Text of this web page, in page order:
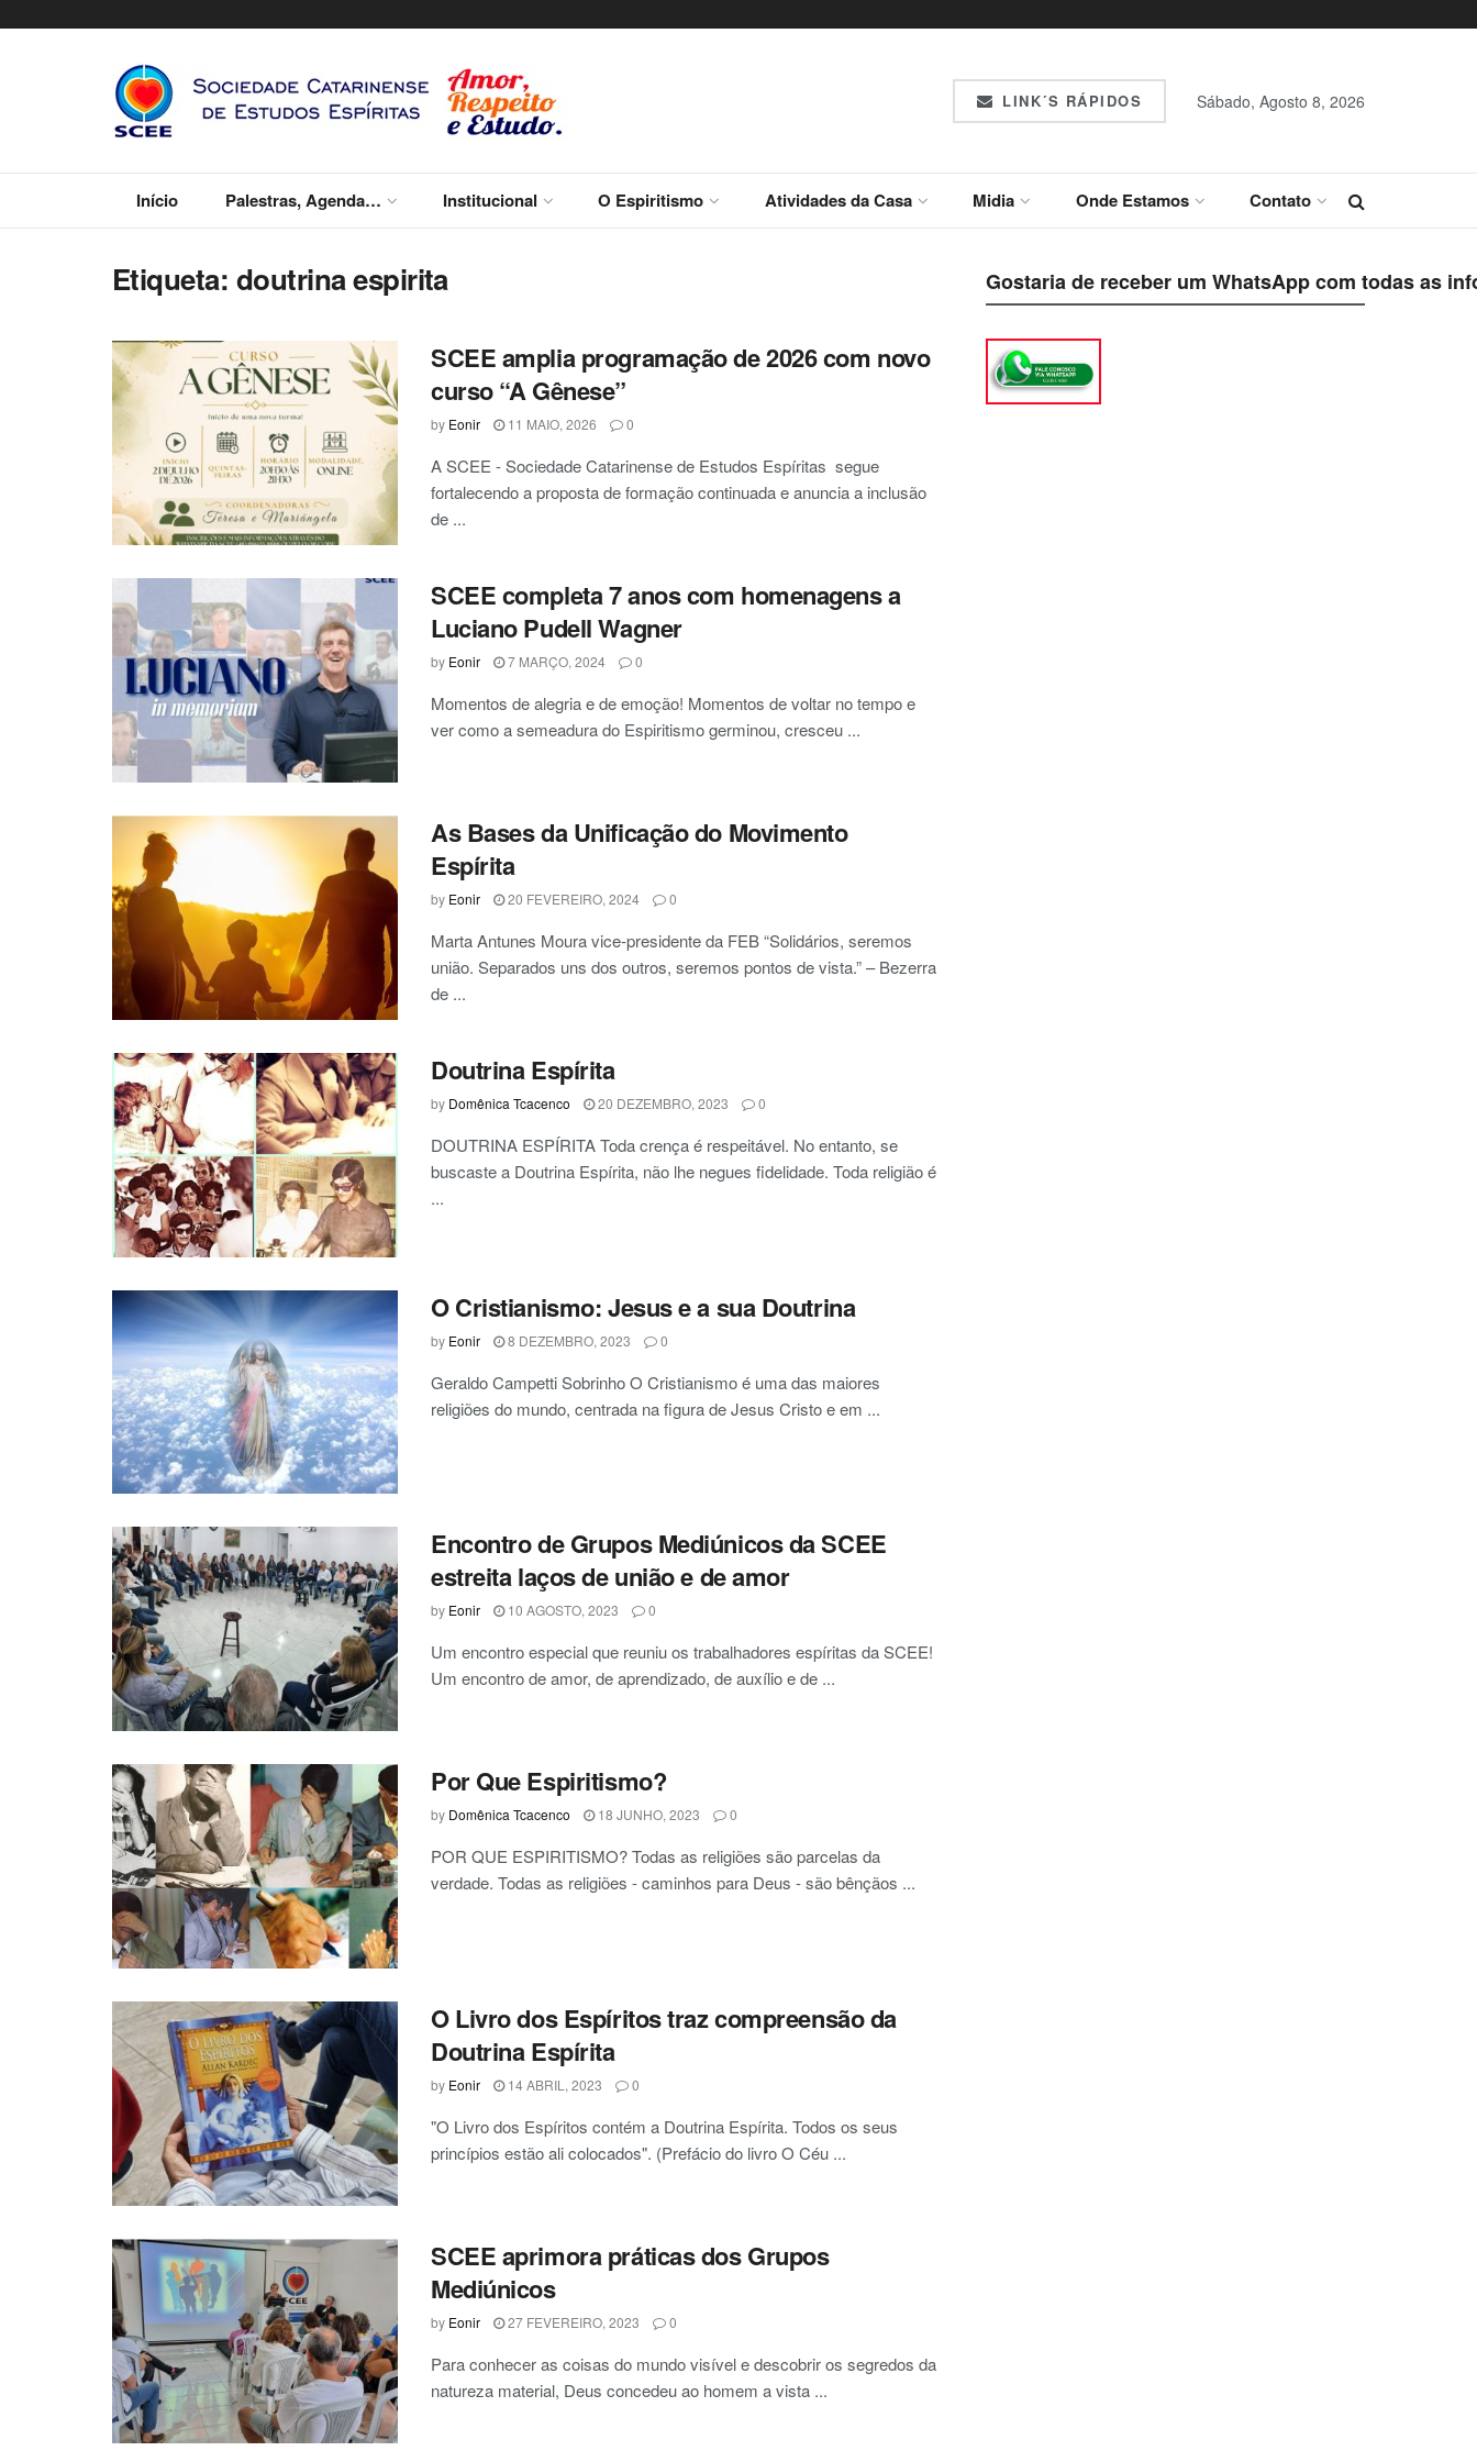
LINK´S RÁPIDOS Sábado, Agosto 8, 2026
Início Palestras, Agenda… Institucional O Espiritismo Atividades da Casa Midia Onde Estamos Contato
Etiqueta: doutrina espirita
SCEE amplia programação de 2026 com novo
curso “A Gênese”
by Eonir 11 MAIO, 2026 0
A SCEE - Sociedade Catarinense de Estudos Espíritas segue
fortalecendo a proposta de formação continuada e anuncia a inclusão
de ...
SCEE completa 7 anos com homenagens a
Luciano Pudell Wagner
by Eonir 7 MARÇO, 2024 0
Momentos de alegria e de emoção! Momentos de voltar no tempo e
ver como a semeadura do Espiritismo germinou, cresceu ...
As Bases da Unificação do Movimento
Espírita
by Eonir 20 FEVEREIRO, 2024 0
Marta Antunes Moura vice-presidente da FEB “Solidários, seremos
união. Separados uns dos outros, seremos pontos de vista.” – Bezerra
de ...
Doutrina Espírita
by Domênica Tcacenco 20 DEZEMBRO, 2023 0
DOUTRINA ESPÍRITA Toda crença é respeitável. No entanto, se
buscaste a Doutrina Espírita, não lhe negues fidelidade. Toda religião é
...
O Cristianismo: Jesus e a sua Doutrina
by Eonir 8 DEZEMBRO, 2023 0
Geraldo Campetti Sobrinho O Cristianismo é uma das maiores
religiões do mundo, centrada na figura de Jesus Cristo e em ...
Encontro de Grupos Mediúnicos da SCEE
estreita laços de união e de amor
by Eonir 10 AGOSTO, 2023 0
Um encontro especial que reuniu os trabalhadores espíritas da SCEE!
Um encontro de amor, de aprendizado, de auxílio e de ...
Por Que Espiritismo?
by Domênica Tcacenco 18 JUNHO, 2023 0
POR QUE ESPIRITISMO? Todas as religiões são parcelas da
verdade. Todas as religiões - caminhos para Deus - são bênçãos ...
O Livro dos Espíritos traz compreensão da
Doutrina Espírita
by Eonir 14 ABRIL, 2023 0
"O Livro dos Espíritos contém a Doutrina Espírita. Todos os seus
princípios estão ali colocados". (Prefácio do livro O Céu ...
SCEE aprimora práticas dos Grupos
Mediúnicos
by Eonir 27 FEVEREIRO, 2023 0
Para conhecer as coisas do mundo visível e descobrir os segredos da
natureza material, Deus concedeu ao homem a vista ...
Gostaria de receber um WhatsApp com todas as